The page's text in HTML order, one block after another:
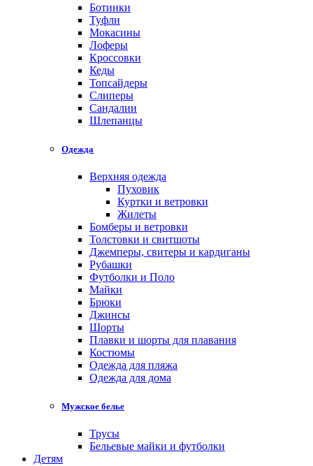
Ботинки
Туфли
Мокасины
Лоферы
Кроссовки
Кеды
Топсайдеры
Слиперы
Сандалии
Шлепанцы
Одежда
Верхняя одежда
Пуховик
Куртки и ветровки
Жилеты
Бомберы и ветровки
Толстовки и свитшоты
Джемперы, свитеры и кардиганы
Рубашки
Футболки и Поло
Майки
Брюки
Джинсы
Шорты
Плавки и шорты для плавания
Костюмы
Одежда для пляжа
Одежда для дома
Мужское белье
Трусы
Бельевые майки и футболки
Детям